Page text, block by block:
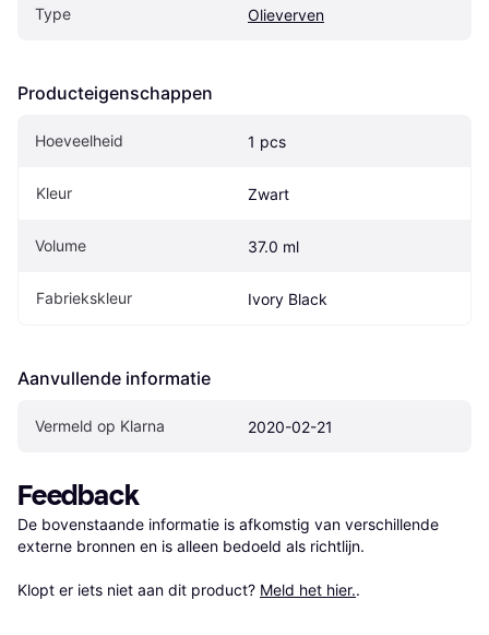
Type Olieverven
Producteigenschappen
Hoeveelheid 1 pcs
Kleur Zwart
Volume 37.0 ml
Fabriekskleur Ivory Black
Aanvullende informatie
Vermeld op Klarna 2020-02-21
Feedback
De bovenstaande informatie is afkomstig van verschillende
externe bronnen en is alleen bedoeld als richtlijn.
Klopt er iets niet aan dit product? Meld het hier..